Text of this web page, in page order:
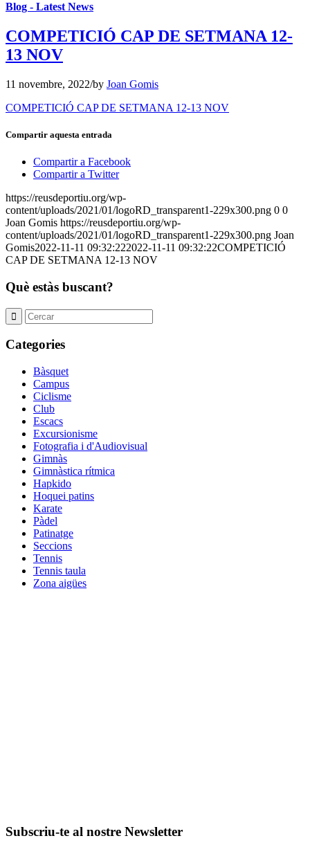
Blog - Latest News
COMPETICIÓ CAP DE SETMANA 12-
13 NOV
11 novembre, 2022/by Joan Gomis
COMPETICIÓ CAP DE SETMANA 12-13 NOV
Compartir aquesta entrada
Compartir a Facebook
Compartir a Twitter
https://reusdeportiu.org/wp-
content/uploads/2021/01/logoRD_transparent1-229x300.png 0 0
Joan Gomis https://reusdeportiu.org/wp-
content/uploads/2021/01/logoRD_transparent1-229x300.png Joan
Gomis2022-11-11 09:32:222022-11-11 09:32:22COMPETICIÓ
CAP DE SETMANA 12-13 NOV
Què estàs buscant?
Categories
Bàsquet
Campus
Ciclisme
Club
Escacs
Excursionisme
Fotografia i d'Audiovisual
Gimnàs
Gimnàstica rítmica
Hapkido
Hoquei patins
Karate
Pàdel
Patinatge
Seccions
Tennis
Tennis taula
Zona aigües
Subscriu-te al nostre Newsletter